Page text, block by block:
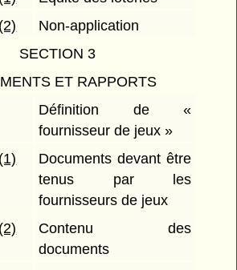
(2)
Non-application
SECTION 3
ET RAPPORTS
Définition de «
fournisseur de jeux »
(1)
Documents devant être
tenus par les
fournisseurs de jeux
(2)
Contenu des
documents